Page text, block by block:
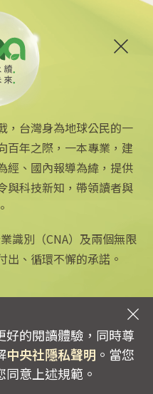
8上線
通訊社版權所有
下載
公司簡介
企業識別
公開資訊
，台灣身為地球公民的一
百年之際，一本專業，建
經、國內報導為緯，提供
與科技新知，帶領讀者與
識別（CNA）及兩個無限
、循環不懈的承諾。
好的閱讀體驗，同時尊
中央社隱私聲明 。當您
意上述規範。